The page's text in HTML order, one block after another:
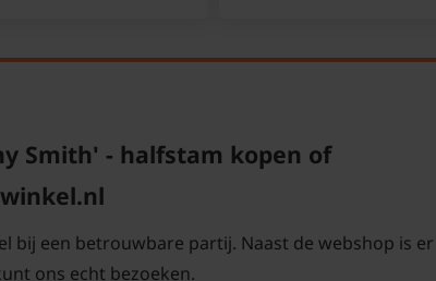
Smith' - halfstam kopen of
bij een betrouwbare partij. Naast de webshop is er
ons echt bezoeken.